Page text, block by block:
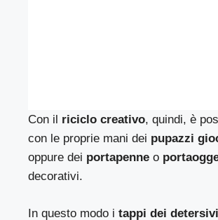
Con il riciclo creativo, quindi, è
con le proprie mani dei pupazzi
oppure dei portapenne o
decorativi.
In questo modo itappi dei detersivi